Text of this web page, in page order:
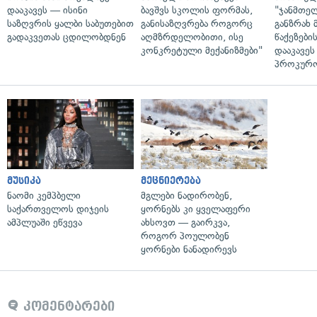
დააკავეს — ისინი
საზღვრის ყალბი საბუთებით
გადაკვეთას ცდილობდნენ
ბავშვს სკოლის ფორმას,
განისაზღვრება როგორც
აღმზრდელობითი, ისე
კონკრეტული მექანიზმები"
განზრახ
მუსიკა
ნაომი კემპბელი
საქართველოს დიჯეის
ამპლუაში ეწვევა
მეცნიერება
მგლები ნადირობენ,
ყორნებს კი ყველაფერი
ახსოვთ — გაირკვა,
როგორ პოულობენ
ყორნები ნანადირევს
კომენტარები